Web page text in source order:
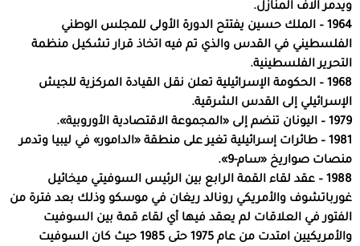
ويدمر آلاف المنازل.
1964 – الملك حسين يفتتح الدورة الأولى للمجلس الوطني
الفلسطيني في القدس والذي تم فيه اتخاذ قرار تشكيل منظمة
التحرير الفلسطينية.
1968 – الحكومة الإسرائيلية تعلن نقل القيادة المركزية للجيش
الإسرائيلي إلى القدس الشرقية.
1979 – اليونان تنضم إلى «المجموعة الاقتصادية الأوروبية».
1981 – طائرات إسرائيلية تغير على منطقة «الدامور» في ليبيا وتدمر
منصات صواريخ «سام-9».
1988 – عقد لقاء القمة الرابع بين الرئيس السوفيتي ميخائيل
غورباتشوف والأمريكي رونالد ريغان في موسكو وذلك بعد فترة من
الفتور في العلاقات لم يعقد فيها أي لقاء قمة بين السوفيت
والأمريكيين امتدت من عام 1975 حتى 1985 حيث كان السوفيت